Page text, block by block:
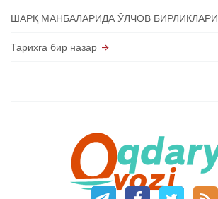
ШАРҚ МАНБАЛАРИДА ЎЛЧОВ БИРЛИКЛАРИ
Тарихга бир назар